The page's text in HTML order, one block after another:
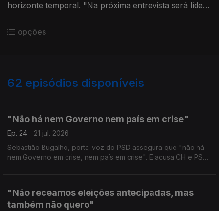
horizonte temporal. "Na próxima entrevista será líder
provável".
opções
62 episódios disponíveis
"Não há nem Governo nem país em crise"
Ep. 24
21 jul. 2026
Sebastião Bugalho, porta-voz do PSD assegura que "não há
nem Governo em crise, nem país em crise". E acusa CH e PS
"Não receamos eleições antecipadas, mas
também não quero"